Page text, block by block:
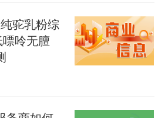
园：自豪感是无与伦比的！
驼乳粉综
呤无膻